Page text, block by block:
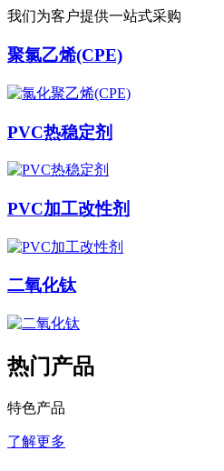
我们为客户提供一站式采购
聚氯乙烯(CPE)
PVC热稳定剂
PVC加工改性剂
二氧化钛
热门产品
特色产品
了解更多